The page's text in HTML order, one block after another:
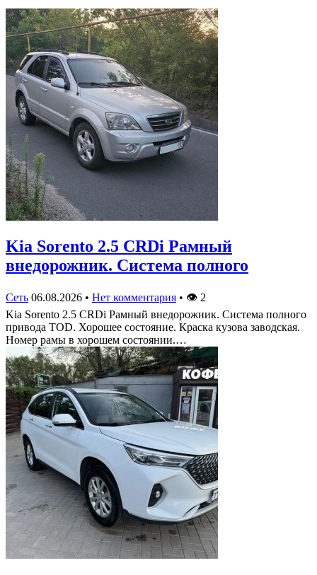
Kia Sorento 2.5 CRDi Рамный
внедорожник. Система полного
Сеть 06.08.2026 • Нет комментария • 👁 2
Kia Sorento 2.5 CRDi Рамный внедорожник. Система полного
привода TOD. Хорошее состояние. Краска кузова заводская.
Номер рамы в хорошем состоянии.…